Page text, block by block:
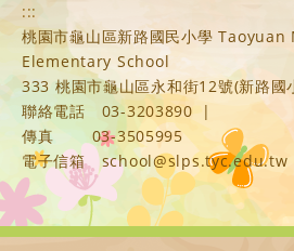
:::
桃園市龜山區新路國民小學
Elementary School
333 桃園市龜山區永和街12號(新路國
聯絡電話
03-3203890
|
傳真
03-3505995
電子信箱
school@slps.tyc.edu.tw